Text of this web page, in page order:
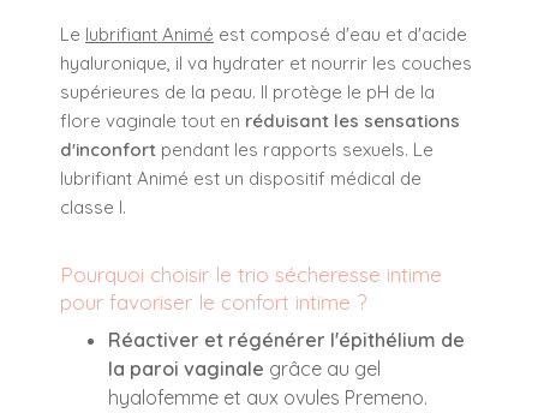
Le lubrifiant Animé est composé d'eau et d'acide
hyaluronique, il va hydrater et nourrir les couches
supérieures de la peau. Il protège le pH de la
flore vaginale tout en réduisant les sensations
d'inconfort pendant les rapports sexuels. Le
lubrifiant Animé est un dispositif médical de
classe I.
Pourquoi choisir le trio sécheresse intime
pour favoriser le confort intime ?
Réactiver et régénérer l'épithélium de
la paroi vaginale grâce au gel
hyalofemme et aux ovules Premeno.